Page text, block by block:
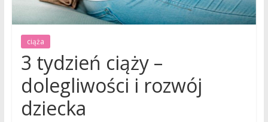
ciąża
3 tydzień ciąży –
dolegliwości i rozwój
dziecka